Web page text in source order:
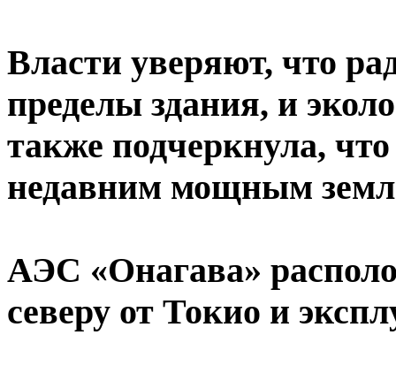
Власти уверяют, что
пределы здания, и
также подчеркнула,
недавним мощным
АЭС «Онагава»
северу от Токио и